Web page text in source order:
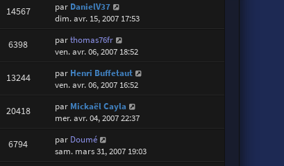
14567 par DanielV37
dim. avr. 15, 2007 17:53
6398 parthomas76fr
ven. avr. 06, 2007 18:52
13244 par Henri Buffetaut
ven. avr. 06, 2007 16:52
20418 par Mickaël Cayla
mer. avr. 04, 2007 22:37
6794 par Doumé
sam. mars 31, 2007 19:03